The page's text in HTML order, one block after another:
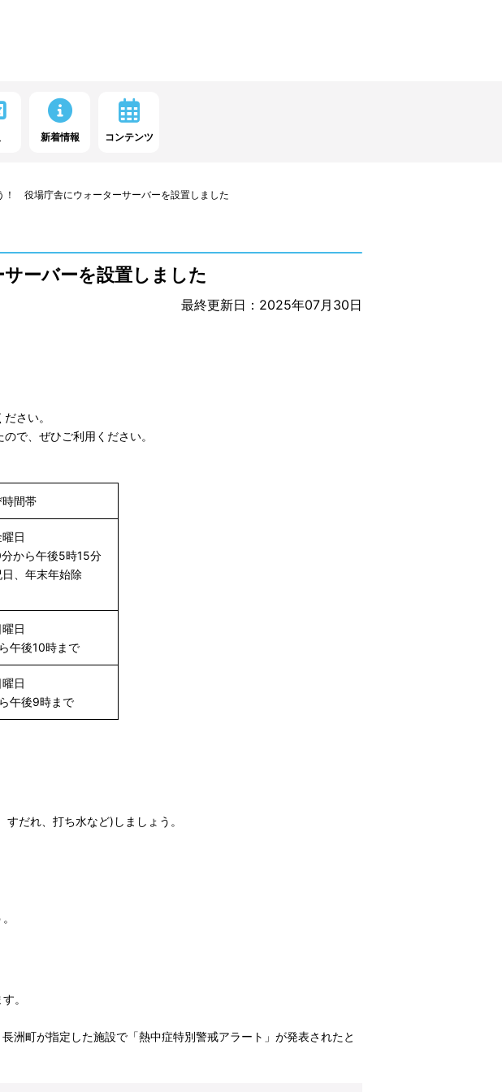
新着情報 コンテンツ
！ 役場庁舎にウォーターサーバーを設置しました
ーバーを設置しました
最終更新日：2025年07月30日
さい。
で、ぜひご利用ください。
間帯
日
から午後5時15分
日、年末年始除
日
午後10時まで
日
午後9時まで
だれ、打ち水など)しましょう。
。
町が指定した施設で「熱中症特別警戒アラート」が発表されたと